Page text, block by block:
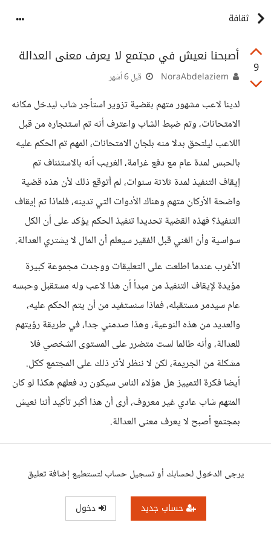
ثقافة
9
أصبحنا نعيش في مجتمع لا يعرف معنى العدالة
قبل 6 أشهر
لدينا لاعب مشهور متهم بقضية تزوير استأجر شاب ليدخل مكانه
الامتحانات، وتم ضبط الشاب واعترف أنه تم استئجاره من قبل
اللاعب ليلتحق بدلا منه بلجان الامتحانات، المهم تم الحكم عليه
بالحبس لمدة عام مع دفع غرامة، الغريب أنه بالاستئناف تم
إيقاف التنفيذ لمدة ثلاثة سنوات، لم أتوقع ذلك لأن هذه قضية
واضحة الأركان متهم وهناك الأدوات التي تدينه، فلماذا تم إيقاف
التنفيذ؟ فهذه القضية تحديدا تنفيذ الحكم يؤكد على أن الكل
سواسية وأن الغني قبل الفقير سيعلم أن المال لا يشتري العدالة.
الأغرب عندما اطلعت على التعليقات ووجدت مجموعة كبيرة
مؤيدة لإيقاف التنفيذ من مبدأ أن هذا لاعب وله مستقبل وحبسه
عام سيدمر مستقبله، فماذا سنستفيد من أن يتم الحكم عليه،
والعديد من هذه النوعية، وهذا صدمني جدا، في طريقة رؤيتهم
للعدالة، وأنه طالما لست متضرر على المستوى الشخصي فلا
مشكلة من الجريمة، لكن لا ننظر لأثر ذلك على المجتمع ككل.
أيضا فكرة التمييز هل هؤلاء الناس سيكون رد فعلهم هكذا لو كان
المتهم شاب عادي غير معروف، أرى أن هذا أكبر تأكيد أننا نعيش
بمجتمع أصبح لا يعرف معنى العدالة.
يرجى الدخول لحسابك أو تسجيل حساب لتستطيع إضافة تعليق
حساب جديد دخول